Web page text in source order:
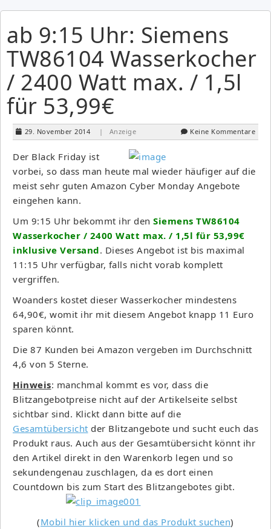
ab 9:15 Uhr: Siemens
TW86104 Wasserkocher
/ 2400 Watt max. / 1,5l
für 53,99€
29. November 2014 | Anzeige Keine Kommentare
Der Black Friday ist
vorbei, so dass man heute mal wieder häufiger auf die
meist sehr guten Amazon Cyber Monday Angebote
eingehen kann.
Um 9:15 Uhr bekommt ihr den Siemens TW86104
Wasserkocher / 2400 Watt max. / 1,5l für 53,99€
inklusive Versand. Dieses Angebot ist bis maximal
11:15 Uhr verfügbar, falls nicht vorab komplett
vergriffen.
Woanders kostet dieser Wasserkocher mindestens
64,90€, womit ihr mit diesem Angebot knapp 11 Euro
sparen könnt.
Die 87 Kunden bei Amazon vergeben im Durchschnitt
4,6 von 5 Sterne.
Hinweis: manchmal kommt es vor, dass die
Blitzangebotpreise nicht auf der Artikelseite selbst
sichtbar sind. Klickt dann bitte auf die
Gesamtübersicht der Blitzangebote und sucht euch das
Produkt raus. Auch aus der Gesamtübersicht könnt ihr
den Artikel direkt in den Warenkorb legen und so
sekundengenau zuschlagen, da es dort einen
Countdown bis zum Start des Blitzangebotes gibt.
(Mobil hier klicken und das Produkt suchen)